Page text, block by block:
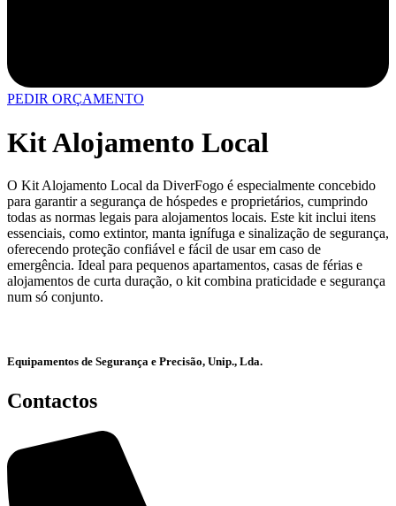
PEDIR ORÇAMENTO
Kit Alojamento Local
O Kit Alojamento Local da DiverFogo é especialmente concebido
para garantir a segurança de hóspedes e proprietários, cumprindo
todas as normas legais para alojamentos locais. Este kit inclui itens
essenciais, como extintor, manta ignífuga e sinalização de segurança,
oferecendo proteção confiável e fácil de usar em caso de
emergência. Ideal para pequenos apartamentos, casas de férias e
alojamentos de curta duração, o kit combina praticidade e segurança
num só conjunto.
Equipamentos de Segurança e Precisão, Unip., Lda.
Contactos